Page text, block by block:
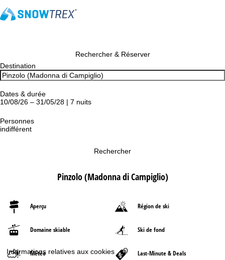
Informations relatives aux cookies
Rechercher & Réserver
Destination
Dates & durée
10/08/26 – 31/05/28 | 7 nuits
Personnes
indifférent
Rechercher
Pinzolo (Madonna di Campiglio)
Aperçu Région de ski
Domaine skiable Ski de fond
Météo Last-Minute & Deals